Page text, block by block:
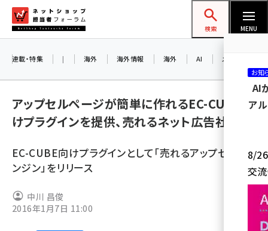
ン
ネットショップ担当者フォーラム
検索 MENU
yahoo (1907)
ecbeing (1211)
連載・特集 | 海外 海外情報 海外 AI メタバース
アップセルページが簡単に作れるEC-CUBE向
けプラグインを提供、売れるネット広告社
EC-CUBE向けプラグインとして「売れるアップセルエ
ンジン」をリリース
中川 昌俊
2016年1月7日 11:00
お知
AI
ア
8/26
交